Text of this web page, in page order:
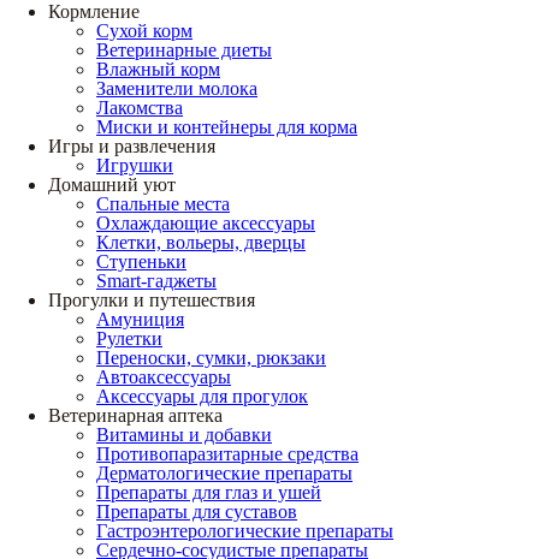
Кормление
Сухой корм
Ветеринарные диеты
Влажный корм
Заменители молока
Лакомства
Миски и контейнеры для корма
Игры и развлечения
Игрушки
Домашний уют
Спальные места
Охлаждающие аксессуары
Клетки, вольеры, дверцы
Ступеньки
Smart-гаджеты
Прогулки и путешествия
Амуниция
Рулетки
Переноски, сумки, рюкзаки
Автоаксессуары
Аксессуары для прогулок
Ветеринарная аптека
Витамины и добавки
Противопаразитарные средства
Дерматологические препараты
Препараты для глаз и ушей
Препараты для суставов
Гастроэнтерологические препараты
Сердечно-сосудистые препараты